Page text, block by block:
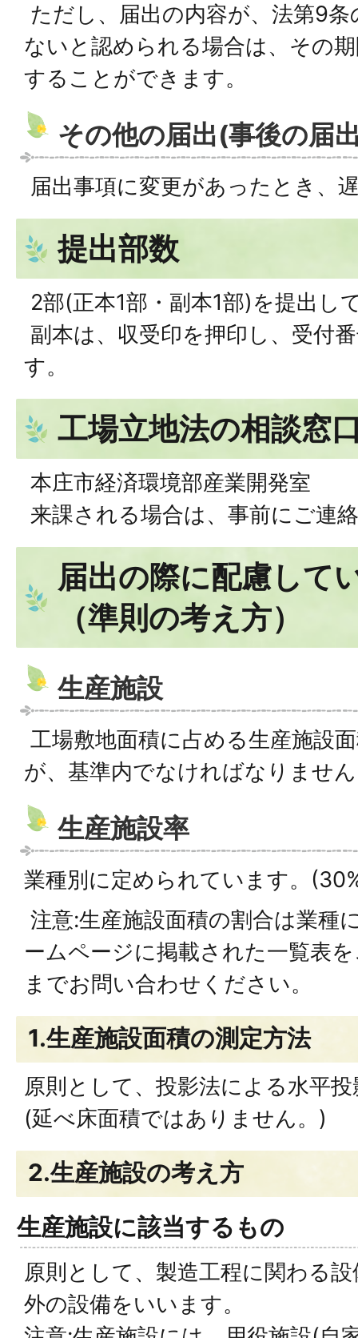
ただし、届出の内容が、法第9
ないと認められる場合は、その
することができます。
その他の届出(事後の届
届出事項に変更があったとき、
提出部数
2部(正本1部・副本1部)を提出し
副本は、収受印を押印し、受付
す。
工場立地法の相談窓
本庄市経済環境部産業開発室
来課される場合は、事前にご連
届出の際に配慮して
（準則の考え方）
生産施設
工場敷地面積に占める生産施設
が、基準内でなければなりませ
生産施設率
業種別に定められています。
注意:生産施設面積の割合は業種
ームページに掲載された一覧表
までお問い合わせください。
1.生産施設面積の測定方法
原則として、投影法による水平
(延べ床面積ではありません。)
2.生産施設の考え方
生産施設に該当するもの
原則として、製造工程に関わる
外の設備をいいます。